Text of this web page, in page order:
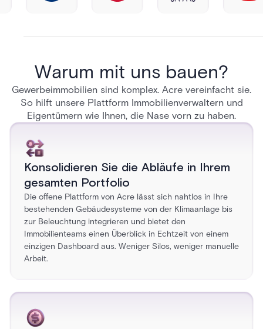
Warum mit uns bauen?
Gewerbeimmobilien sind komplex. Acre vereinfacht sie.
So hilft unsere Plattform Immobilienverwaltern und
Eigentümern wie Ihnen, die Nase vorn zu haben.
Konsolidieren Sie die Abläufe in Ihrem
gesamten Portfolio
Die offene Plattform von Acre lässt sich nahtlos in Ihre
bestehenden Gebäudesysteme von der Klimaanlage bis
zur Beleuchtung integrieren und bietet den
Immobilienteams einen Überblick in Echtzeit von einem
einzigen Dashboard aus. Weniger Silos, weniger manuelle
Arbeit.